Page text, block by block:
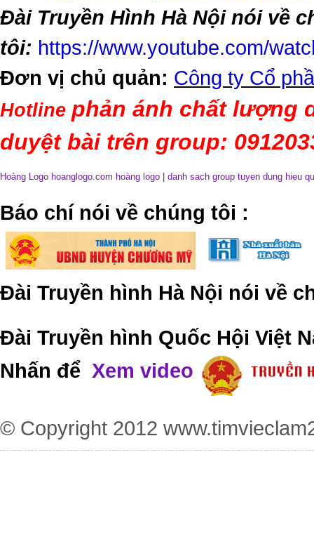
Đài Truyền Hình Hà Nội nói về
tôi: https://www.youtube.com/
Đơn vị chủ quản: Công ty Cổ
Hotline phản ánh chất lượng
duyệt bài trên group:
Hoàng Logo hoanglogo.com hoàng logo danh sach group tuyen dung hieu
​Báo chí nói về chúng tôi :
Đài Truyền hình Hà Nội nói về
Đài Truyền hình Quốc Hội Việt
Nhấn để Xem video
© Copyright 2012